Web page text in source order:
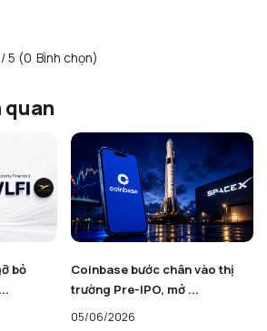
/ 5 (0 Bình chọn)
quan
bỏ
Coinbase bước chân vào thị
trường Pre-IPO, mở ...
05/06/2026